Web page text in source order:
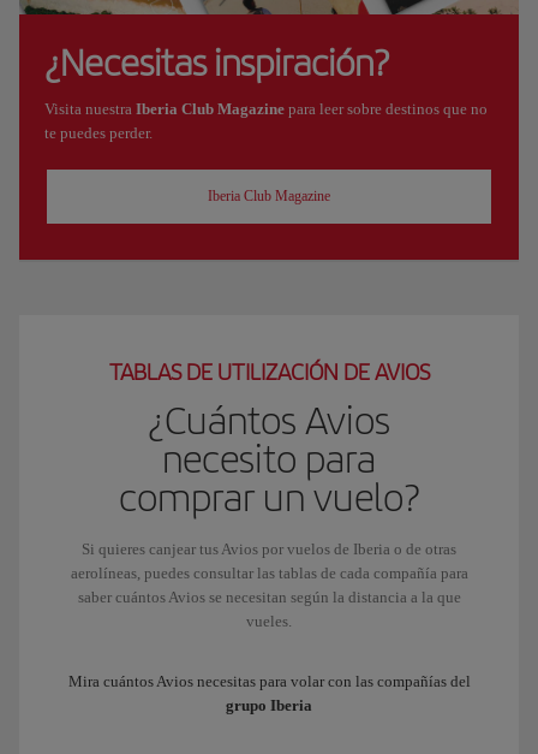
¿Necesitas inspiración?
Visita nuestra Iberia Club Magazine para leer sobre destinos que no
te puedes perder.
Iberia Club Magazine
TABLAS DE UTILIZACIÓN DE AVIOS
¿Cuántos Avios
necesito para
comprar un vuelo?
Si quieres canjear tus Avios por vuelos de Iberia o de otras
aerolíneas, puedes consultar las tablas de cada compañía para
saber cuántos Avios se necesitan según la distancia a la que
vueles.
Mira cuántos Avios necesitas para volar con las compañías del
grupo Iberia